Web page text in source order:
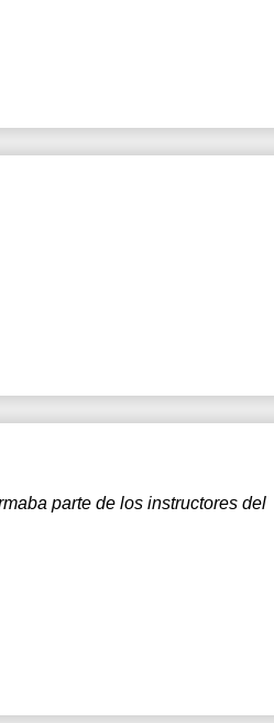
parte de los instructores del